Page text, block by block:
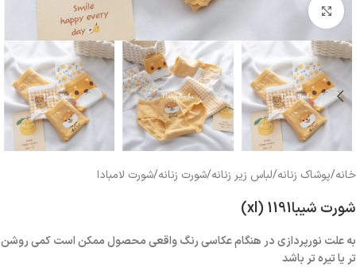
بزرگنمایی تصویر
خانه/پوشاک زنانه/لباس زیر زنانه/شورت زنانه/شورت لامبادا
شورت شیبا1191 (xl)
به علت نورپردازی در هنگام عکاسی رنگ واقعی محصول ممکن است کمی روشن
تر یا تیره تر باشد